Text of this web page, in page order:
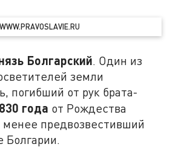
Болгарский. Один из
земли
погибший от рук брата-
года от Рождества
менее предвозвестивший
Болгарии.